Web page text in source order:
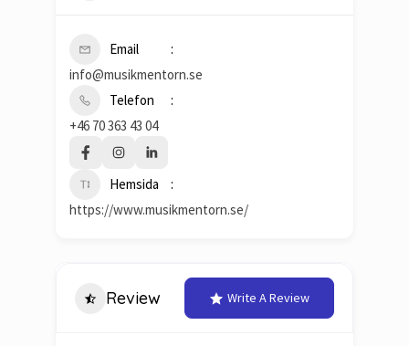
Email
info@musikmentorn.se
Telefon
+46 70 363 43 04
Hemsida
https://www.musikmentorn.se/
Review Write A Review